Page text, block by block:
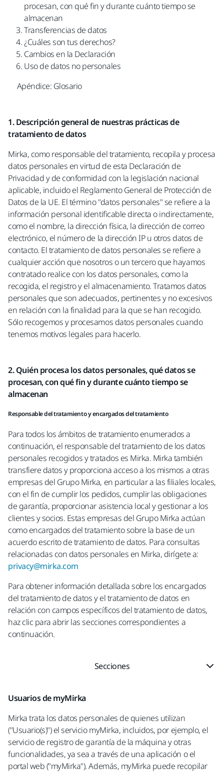
procesan, con qué fin y durante cuánto tiempo se
almacenan
Transferencias de datos
¿Cuáles son tus derechos?
Cambios en la Declaración
Uso de datos no personales
Apéndice: Glosario
1. Descripción general de nuestras prácticas de
tratamiento de datos
Mirka, como responsable del tratamiento, recopila y procesa
datos personales en virtud de esta Declaración de
Privacidad y de conformidad con la legislación nacional
aplicable, incluido el Reglamento General de Protección de
Datos de la UE. El término "datos personales" se refiere a la
información personal identificable directa o indirectamente,
como el nombre, la dirección física, la dirección de correo
electrónico, el número de la dirección IP u otros datos de
contacto. El tratamiento de datos personales se refiere a
cualquier acción que nosotros o un tercero que hayamos
contratado realice con los datos personales, como la
recogida, el registro y el almacenamiento. Tratamos datos
personales que son adecuados, pertinentes y no excesivos
en relación con la finalidad para la que se han recogido.
Sólo recogemos y procesamos datos personales cuando
tenemos motivos legales para hacerlo.
2. Quién procesa los datos personales, qué datos se
procesan, con qué fin y durante cuánto tiempo se
almacenan
Responsable del tratamiento y encargados del tratamiento
Para todos los ámbitos de tratamiento enumerados a
continuación, el responsable del tratamiento de los datos
personales recogidos y tratados es Mirka. Mirka también
transfiere datos y proporciona acceso a los mismos a otras
empresas del Grupo Mirka, en particular a las filiales locales,
con el fin de cumplir los pedidos, cumplir las obligaciones
de garantía, proporcionar asistencia local y gestionar a los
clientes y socios. Estas empresas del Grupo Mirka actúan
como encargados del tratamiento sobre la base de un
acuerdo escrito de tratamiento de datos. Para consultas
relacionadas con datos personales en Mirka, dirígete a:
privacy@mirka.com
Para obtener información detallada sobre los encargados
del tratamiento de datos y el tratamiento de datos en
relación con campos específicos del tratamiento de datos,
haz clic para abrir las secciones correspondientes a
continuación.
Secciones
Usuarios de myMirka
Mirka trata los datos personales de quienes utilizan
("Usuario(s)") el servicio myMirka, incluidos, por ejemplo, el
servicio de registro de garantía de la máquina y otras
funcionalidades, ya sea a través de una aplicación o el
portal web ("myMirka"). Además, myMirka puede recopilar